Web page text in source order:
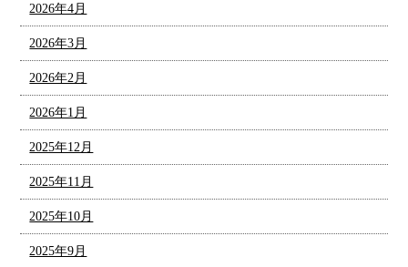
2026年4月
2026年3月
2026年2月
2026年1月
2025年12月
2025年11月
2025年10月
2025年9月